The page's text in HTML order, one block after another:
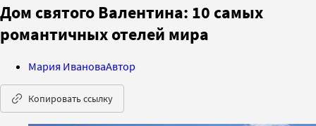
Дом святого Валентина: 10 самых
романтичных отелей мира
Мария ИвановаАвтор
Копировать ссылку